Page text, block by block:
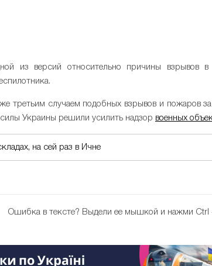
из версий относительно причины взрывов в
третьим случаем подобных взрывов и пожаров
Украины решили усилить надзор военных
на сей раз в Ичне
Ошибка в тексте? Выдели ее мышкой и нажми Ctrl